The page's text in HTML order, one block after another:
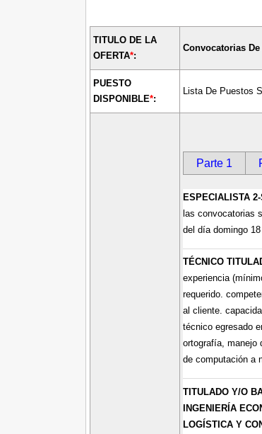
TITULO DE LA
OFERTA*:
Convocatorias
PUESTO
DISPONIBLE*:
Lista De Puestos
Parte 1
ESPECIALISTA
las convocatorias
del día domingo
TÉCNICO
experiencia
requerido.
al cliente.
técnico egresado
ortografía, manejo
de computación a
TITULADO Y/O
INGENIERÍA
LOGÍSTICA Y